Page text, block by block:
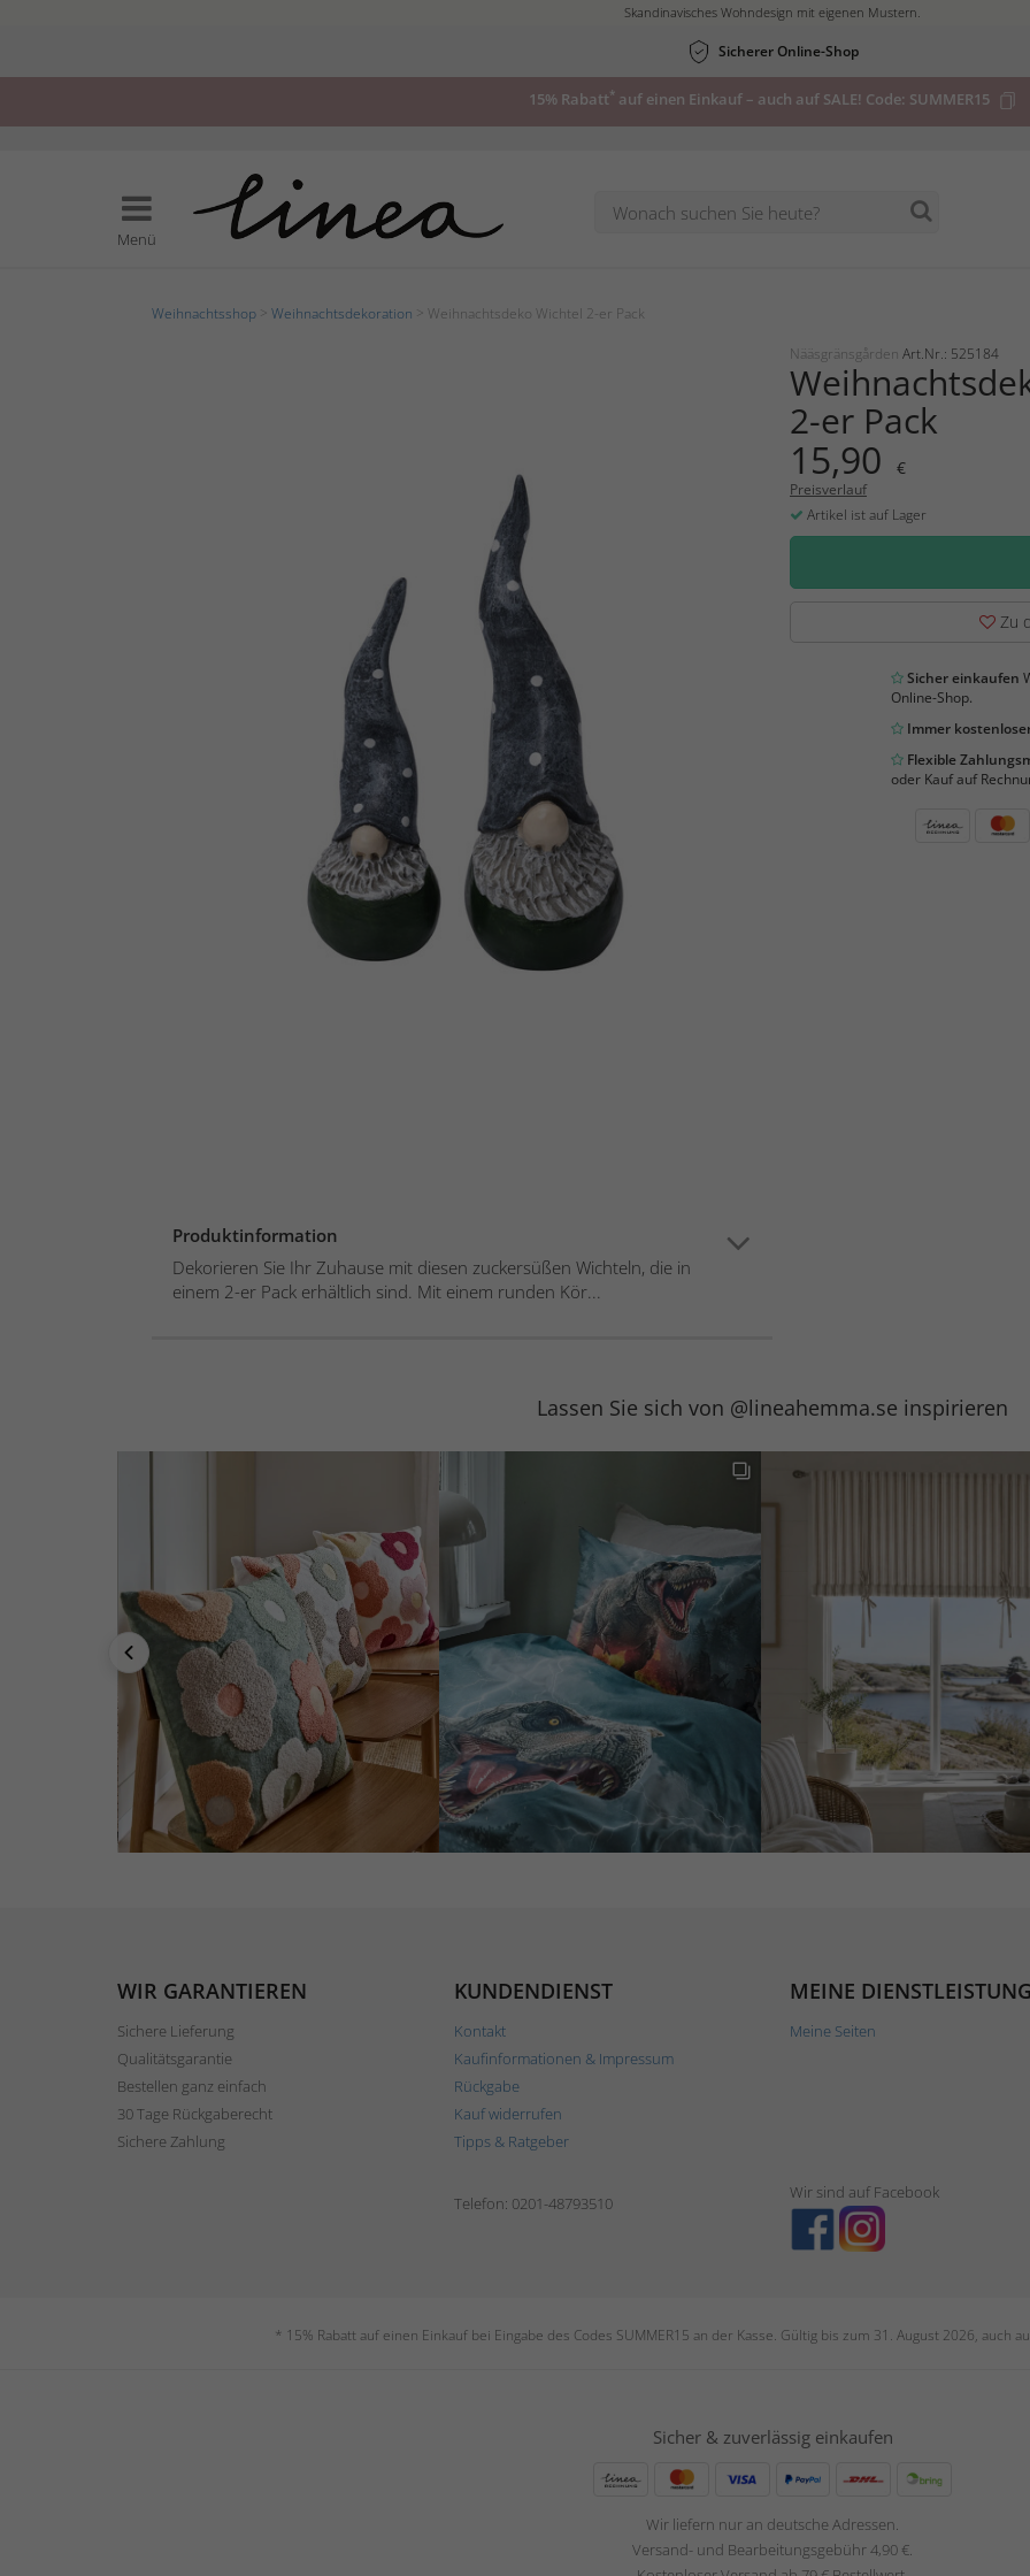
Skandinavisches Wohndesign mit eigenen Mustern.
Sicherer Online-Shop
15% Rabatt* auf einen Einkauf – auch auf SALE! Code: SUMMER15
Menü
Weihnachtsshop Weihnachtsdekoration > Weihnachtsdeko Wichtel 2-er Pack
Produktinformation
Dekorieren Sie Ihr Zuhause mit diesen zuckersüßen Wichteln, die in
einem 2-er Pack erhältlich sind. Mit einem runden Kör...
Nääsgränsgården Art.Nr.: 525184
2-er Pack
15,90 €
Preisverlauf
Artikel ist auf Lager
Zu
Sicher einkaufen
Online-Shop.
Immer
Flexible
oder Kauf auf
Lassen Sie sich von @lineahemma.se inspirieren
WIR GARANTIEREN
Sichere Lieferung
Qualitätsgarantie
Bestellen ganz einfach
30 Tage Rückgaberecht
Sichere Zahlung
KUNDENDIENST
Kontakt
Kaufinformationen & Impressum
Rückgabe
Kauf widerrufen
Tipps & Ratgeber
MEINE
Meine Seiten
Telefon: 0201-48793510
Wir sind auf Facebook
* 15% Rabatt auf einen Einkauf bei Eingabe des Codes SUMMER15 an der Kasse. Gültig bis zum 31. August 2026, auch
Sicher & zuverlässig einkaufen
Wir liefern nur an deutsche Adressen.
Versand- und Bearbeitungsgebühr 4,90 €.